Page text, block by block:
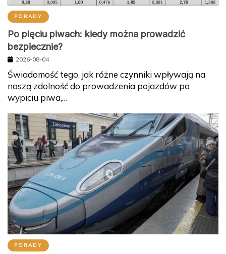
PORADY
Po pięciu piwach: kiedy można prowadzić
bezpiecznie?
2026-08-04
Świadomość tego, jak różne czynniki wpływają na
naszą zdolność do prowadzenia pojazdów po
wypiciu piwa,…
PORADY